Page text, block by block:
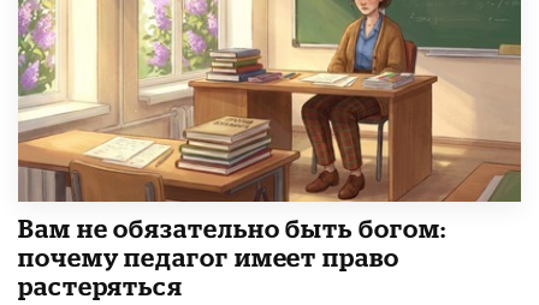
​Вам не обязательно быть богом:
почему педагог имеет право
растеряться